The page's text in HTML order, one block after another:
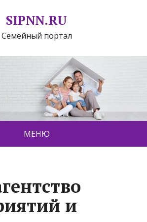
SIPNN.RU
Семейный портал
МЕНЮ
и